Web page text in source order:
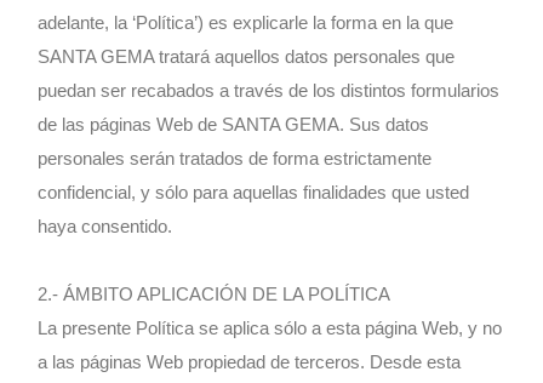
adelante, la ‘Política’) es explicarle la forma en la que
SANTA GEMA tratará aquellos datos personales que
puedan ser recabados a través de los distintos formularios
de las páginas Web de SANTA GEMA. Sus datos
personales serán tratados de forma estrictamente
confidencial, y sólo para aquellas finalidades que usted
haya consentido.
2.- ÁMBITO APLICACIÓN DE LA POLÍTICA
La presente Política se aplica sólo a esta página Web, y no
a las páginas Web propiedad de terceros. Desde esta